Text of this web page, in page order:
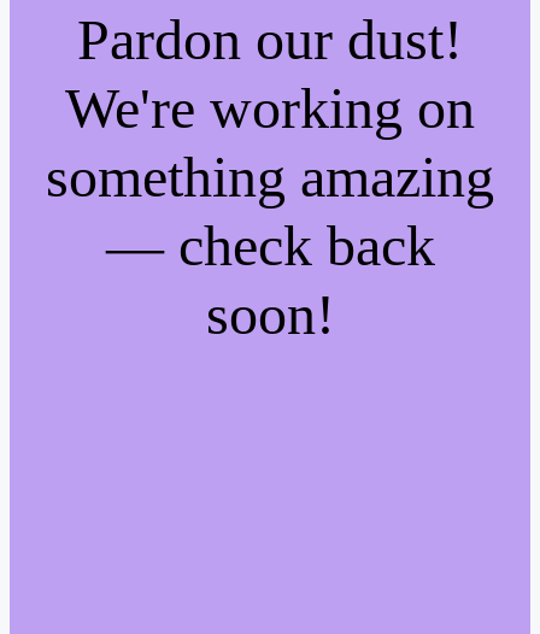
Pardon our dust!
We're working on
something amazing
— check back
soon!